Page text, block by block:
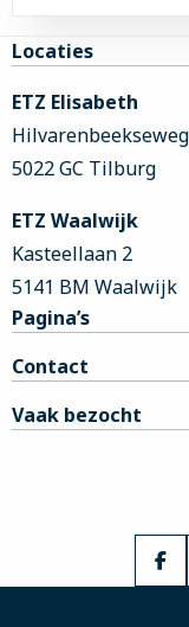
Site
footer
Locaties
ETZ Elisabeth
5022 GC Tilburg
ETZ Waalwijk
Kasteellaan 2
5141 BM Waalwijk
Pagina’s
Contact
Vaak bezocht
Ga